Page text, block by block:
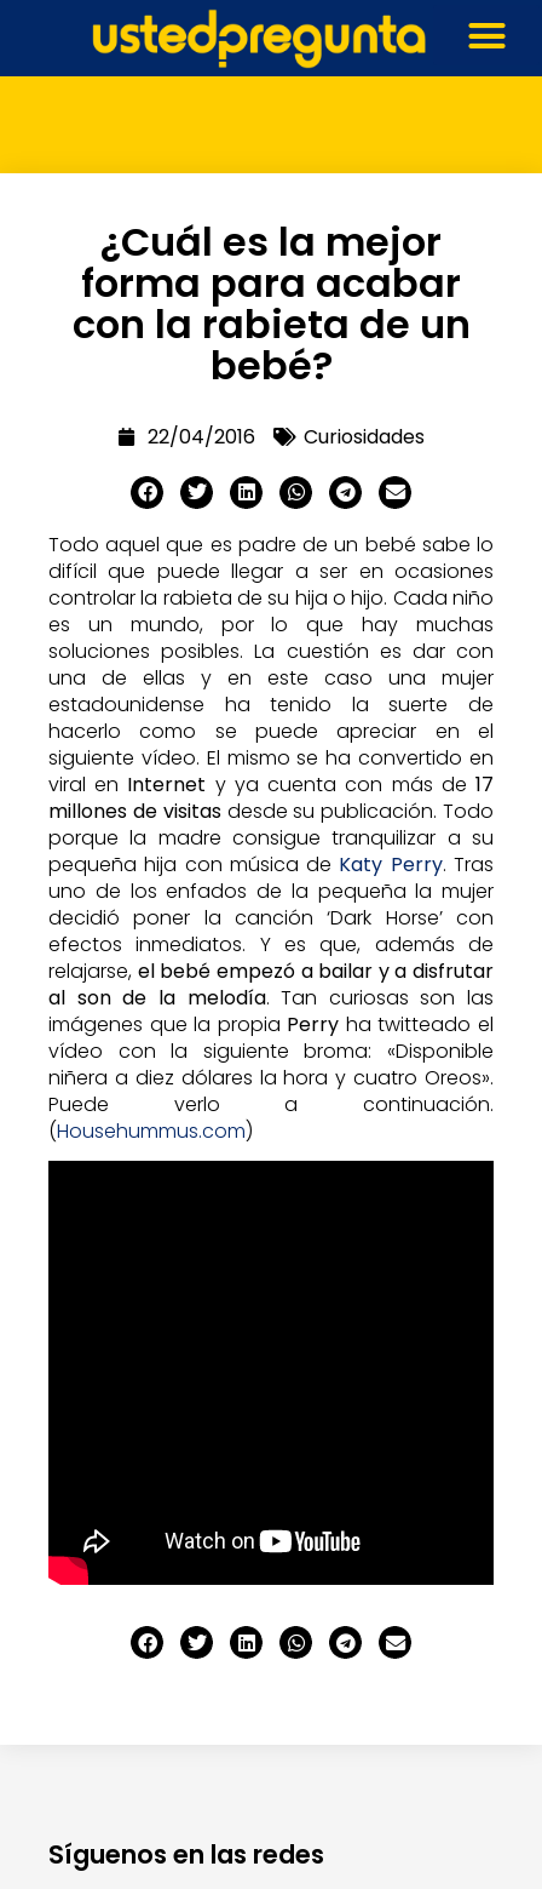
¿Cuál es la mejor
forma para acabar
con la rabieta de un
bebé?
22/04/2016 Curiosidades
Todo aquel que es padre de un bebé sabe lo
difícil que puede llegar a ser en ocasiones
controlar la rabieta de su hija o hijo. Cada niño
es un mundo, por lo que hay muchas
soluciones posibles. La cuestión es dar con
una de ellas y en este caso una mujer
estadounidense ha tenido la suerte de
hacerlo como se puede apreciar en el
siguiente vídeo. El mismo se ha convertido en
viral en Internet y ya cuenta con más de17
millones de visitasdesde su publicación. Todo
porque la madre consigue tranquilizar a su
pequeña hija con música de Katy Perry. Tras
uno de los enfados de la pequeña la mujer
decidió poner la canción ‘Dark Horse’ con
efectos inmediatos. Y es que, además de
relajarse, el bebé empezó a bailar y a disfrutar
al son de la melodía. Tan curiosas son las
imágenes que la propia Perry ha twitteado el
vídeo con la siguiente broma: «Disponible
niñera a diez dólares la hora y cuatro Oreos».
Puede verlo a continuación.
(Househummus.com)
Síguenos en las redes